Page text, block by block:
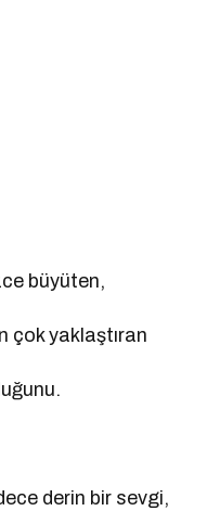
büyüten,
çok yaklaştıran
derin bir sevgi,